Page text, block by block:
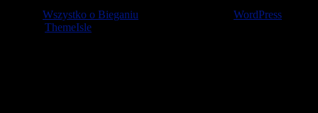
Wszystko o Bieganiu
WordPress
ThemeIsle